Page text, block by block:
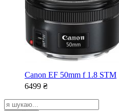
Canon EF 50mm f 1.8 STM
6499 ₴